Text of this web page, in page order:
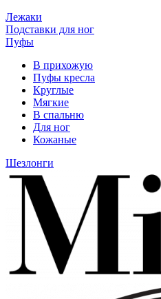
Лежаки
Подставки для ног
Пуфы
В прихожую
Пуфы кресла
Круглые
Мягкие
В спальню
Для ног
Кожаные
Шезлонги